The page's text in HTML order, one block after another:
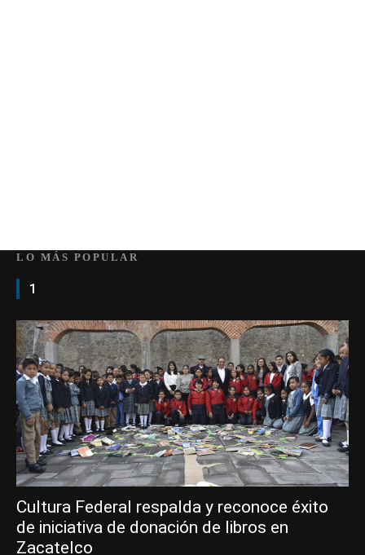
LO MÁS POPULAR
1
Cultura Federal respalda y reconoce éxito
de iniciativa de donación de libros en
Zacatelco